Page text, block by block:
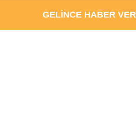
GELİNCE HABER VER